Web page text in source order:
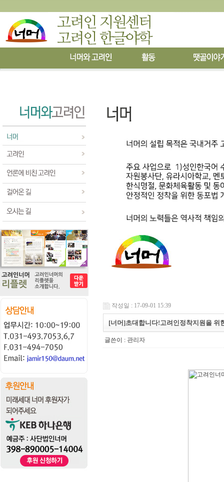
작성일 : 17-09-01 15:39
[너머]초대합니다!고려인정착지원을 위
글쓴이 : 관리자